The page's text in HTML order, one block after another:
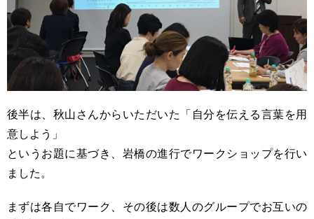
後半は、秋山さんからいただいた「自分を伝える言葉を用
意しよう」
というお題に基づき、岩橋の進行でワークショップを行い
ました。
まずは各自でワーク、その後は数人のグループでお互いの